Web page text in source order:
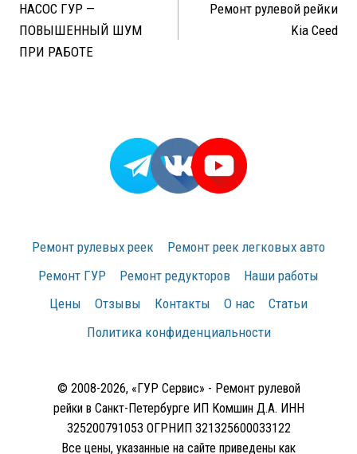
по
записям
НАСОС ГУР —
ПОВЫШЕННЫЙ ШУМ
ПРИ РАБОТЕ
Ремонт рулевой рейки
Kia Ceed
Ремонт рулевых реек
Ремонт реек легковых авто
Ремонт ГУР
Ремонт редукторов
Наши работы
Цены
Отзывы Контакты О нас
Статьи
Политика конфиденциальности
© 2008-2026, «ГУР Сервис» - Ремонт рулевой
рейки в Санкт-Петербурге ИП Комшин Д.А. ИНН
325200791053 ОГРНИП 321325600033122
Все цены, указанные на сайте приведены как